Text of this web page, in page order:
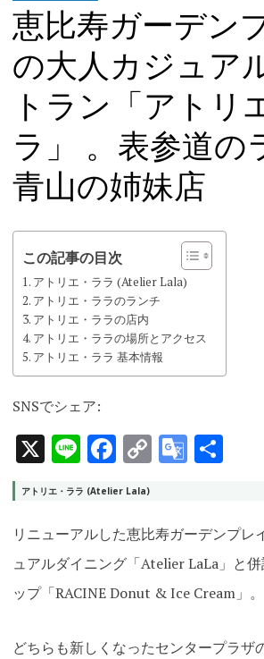
テ
ン
ツ
へ
キ
ッ
プ
CHIEF
恵比寿ガーデン
の大人カジュア
トラン「アトリ
ラ」 。表参道の
青山の姉妹店
この記事の目次
アトリエ・ララ (Atelier Lala)
アトリエ・ララのランチ
アトリエ・ララの店内
アトリエ・ララの場所とアクセス
アトリエ・ララ 基本情報
SNSでシェア:
X LineFacebook
CopyGoogle
共
アトリエ・ララ (Atelier Lala)
リニューアルした恵比寿ガーデンプレ
ュアルダイニング「Atelier LaLa」と
ップ「RACINE Donut & Ice Cream」。
どちらも新しくなったセンタープラザ